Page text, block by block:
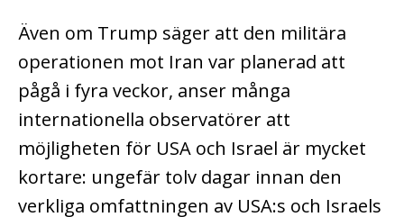
Även om Trump säger att den militära
operationen mot Iran var planerad att
pågå i fyra veckor, anser många
internationella observatörer att
möjligheten för USA och Israel är mycket
kortare: ungefär tolv dagar innan den
verkliga omfattningen av USA:s och Israels